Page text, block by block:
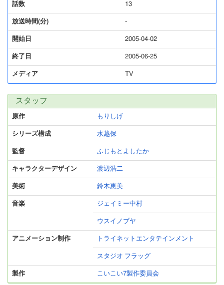
話数 13
放送時間(分) -
開始日 2005-04-02
終了日 2005-06-25
メディア TV
スタッフ
原作 もりしげ
シリーズ構成 水越保
監督 ふじもとよしたか
キャラクターデザイン 渡辺浩二
美術 鈴木恵美
音楽 ジェイミー中村
ウスイノブヤ
アニメーション制作 トライネットエンタテインメント
スタジオ フラッグ
製作 こいこい7製作委員会